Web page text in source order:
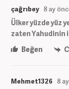
çağrıbey 8 ay
Ülker yüzde yüz
zaten Yahudinin
Beğen
Mehmet1326 8